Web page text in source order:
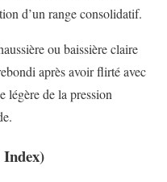
d’un range consolidatif.
ou baissière claire
après avoir flirté avec
légère de la pression